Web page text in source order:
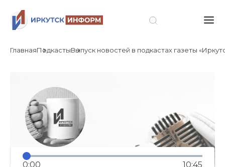
ГлавнаяПодкастыВыпуск новостей в подкастах газеты
0:00 10:45